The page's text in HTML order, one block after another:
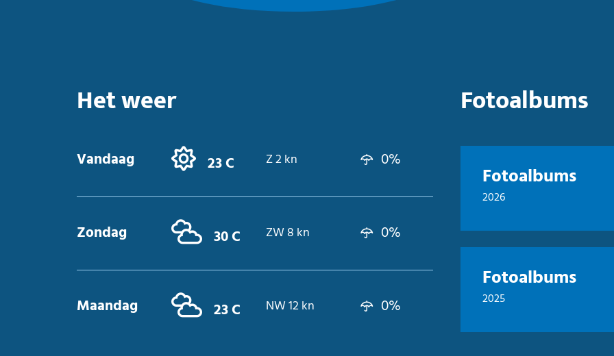
Het weer
Vandaag 23 C Z 2 kn 0%
Zondag 30 C ZW 8 kn 0%
Maandag 23 C NW 12 kn 0%
Fotoalbums
Fotoalbums
2026
Fotoalbums
2025